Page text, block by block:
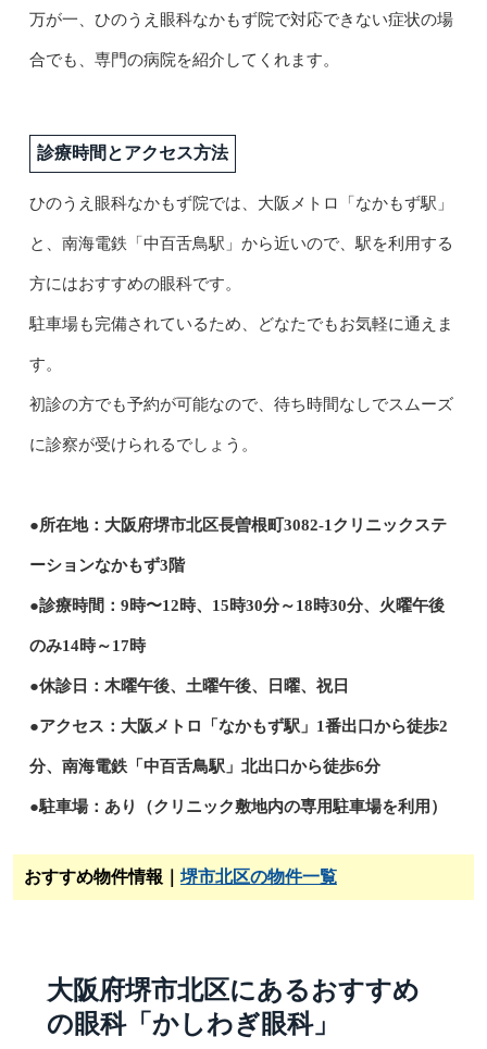
万が一、ひのうえ眼科なかもず院で対応できない症状の場
合でも、専門の病院を紹介してくれます。
診療時間とアクセス方法
ひのうえ眼科なかもず院では、大阪メトロ「なかもず駅」
と、南海電鉄「中百舌鳥駅」から近いので、駅を利用する
方にはおすすめの眼科です。
駐車場も完備されているため、どなたでもお気軽に通えま
す。
初診の方でも予約が可能なので、待ち時間なしでスムーズ
に診察が受けられるでしょう。
●所在地：大阪府堺市北区長曽根町3082-1クリニックステ
ーションなかもず3階
●診療時間：9時〜12時、15時30分～18時30分、火曜午後
のみ14時～17時
●休診日：木曜午後、土曜午後、日曜、祝日
●アクセス：大阪メトロ「なかもず駅」1番出口から徒歩2
分、南海電鉄「中百舌鳥駅」北出口から徒歩6分
●駐車場：あり（クリニック敷地内の専用駐車場を利用）
おすすめ物件情報｜ 堺市北区の物件一覧
大阪府堺市北区にあるおすすめ
の眼科「かしわぎ眼科」